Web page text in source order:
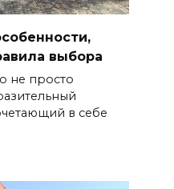
выбора
не просто
в себе